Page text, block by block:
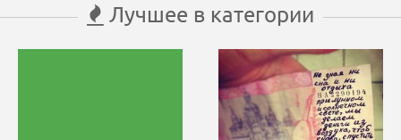
Лучшее в категории